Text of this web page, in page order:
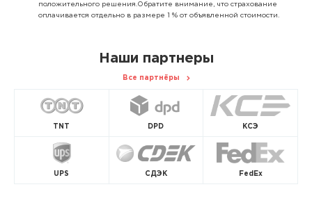
положительного решения.Обратите внимание, что страхование
оплачивается отдельно в размере 1 % от объявленной стоимости.
Наши партнеры
Все партнёры
TNT DPD КСЭ
UPS СДЭК FedEx